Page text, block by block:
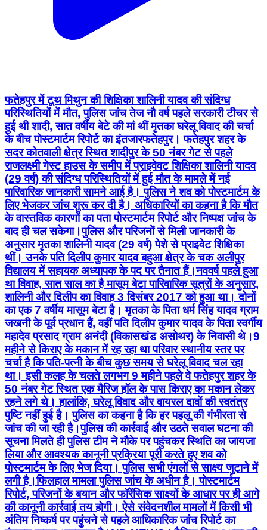
फतेहपुर में टूथ मिथुन की शिक्षिका शालिनी यादव की संदिग्ध
परिस्थितियों में मौत, पुलिस जांच तेज नौ वर्ष पहले सरकारी टीचर से
हुई थी शादी, सात वर्षीय बेटे की मां थीं मृतका घरेलू विवाद की चर्चा
के बीच पोस्टमार्टम रिपोर्ट का इंतजार ​फतेहपुर। फतेहपुर शहर के
सदर कोतवाली क्षेत्र स्थित शादीपुर के 50 नंबर गेट से पहले
राजलक्ष्मी गेस्ट हाउस के समीप में प्राइवेवट शिक्षिका शालिनी यादव
(29 वर्ष) की संदिग्ध परिस्थितियों में हुई मौत के मामले में नई
पारिवारिक जानकारी सामने आई है। पुलिस ने शव को पोस्टमार्टम के
लिए भेजकर जांच शुरू कर दी है। अधिकारियों का कहना है कि मौत
के वास्तविक कारणों का पता पोस्टमार्टम रिपोर्ट और निष्पक्ष जांच के
बाद ही चल सकेगा। ​पुलिस और परिजनों से मिली जानकारी के
अनुसार मृतका शालिनी यादव (29 वर्ष) पेशे से प्राइवेट शिक्षिका
थीं। उनके पति दिलीप कुमार यादव बहुआ क्षेत्र के चक अलीपुर
विद्यालय में सहायक अध्यापक के पद पर तैनात हैं। ​नववर्ष पहले हुआ
था विवाह, सात साल का है मासूम बेटा पारिवारिक सूत्रों के अनुसार,
शालिनी और दिलीप का विवाह 3 दिसंबर 2017 को हुआ था। दोनों
का एक 7 वर्षीय मासूम बेटा है। मृतका के पिता धर्म सिंह यादव ग्राम
जखनी के पूर्व प्रधान हैं, वहीं पति दिलीप कुमार यादव के पिता स्वर्गीय
महादेव प्रसाद ग्राम अनंदी (विकासखंड असोथर) के निवासी थे। ​9
महीने से किराए के मकान में रह रहा था परिवार स्थानीय स्तर पर
चर्चा है कि पति-पत्नी के बीच कुछ समय से घरेलू विवाद चल रहा
था। इसी कलह के चलते लगभग 9 महीने पहले वे फतेहपुर शहर के
50 नंबर गेट स्थित एक मैरिज हॉल के पास किराए का मकान लेकर
रहने लगे थे। हालांकि, घरेलू विवाद और वायरल दावों की स्वतंत्र
पुष्टि नहीं हुई है। पुलिस का कहना है कि हर पहलू की गंभीरता से
जांच की जा रही है। ​पुलिस की कार्रवाई और उठते सवाल घटना की
सूचना मिलते ही पुलिस टीम ने मौके पर पहुंचकर स्थिति का जायजा
लिया और आवश्यक कानूनी प्रक्रिया पूरी करते हुए शव को
पोस्टमार्टम के लिए भेज दिया। पुलिस सभी एंगलों से साक्ष्य जुटाने में
लगी है। ​फिलहाल मामला पुलिस जांच के अधीन है। पोस्टमार्टम
रिपोर्ट, परिजनों के बयान और फॉरेंसिक साक्ष्यों के आधार पर ही आगे
की कानूनी कार्रवाई तय होगी। ऐसे संवेदनशील मामलों में किसी भी
अंतिम निष्कर्ष पर पहुंचने से पहले आधिकारिक जांच रिपोर्ट का